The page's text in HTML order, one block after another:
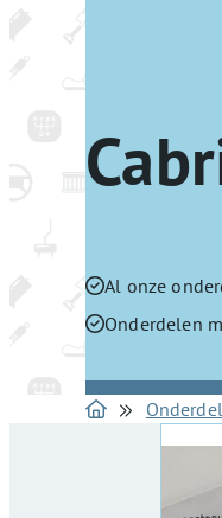
Al onze
Onderdelen